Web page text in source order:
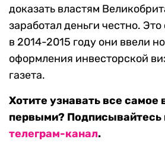
доказать властям
заработал деньги честно. Это
в 2014-2015 году они ввели
оформления инвесторской
газета.
Хотите узнавать все самое
первыми? Подписывайтесь
телеграм-канал.